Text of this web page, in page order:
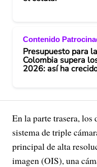
Contenido
Presupuesto para
Colombia supera
2026: así ha
En la parte trasera, los
sistema de triple
principal de alta
imagen (OIS), una